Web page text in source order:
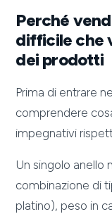
Perché
difficile che
dei prodotti
Prima di entrare
comprendere
impegnativi
Un singolo anello
combinazione di
platino), peso in